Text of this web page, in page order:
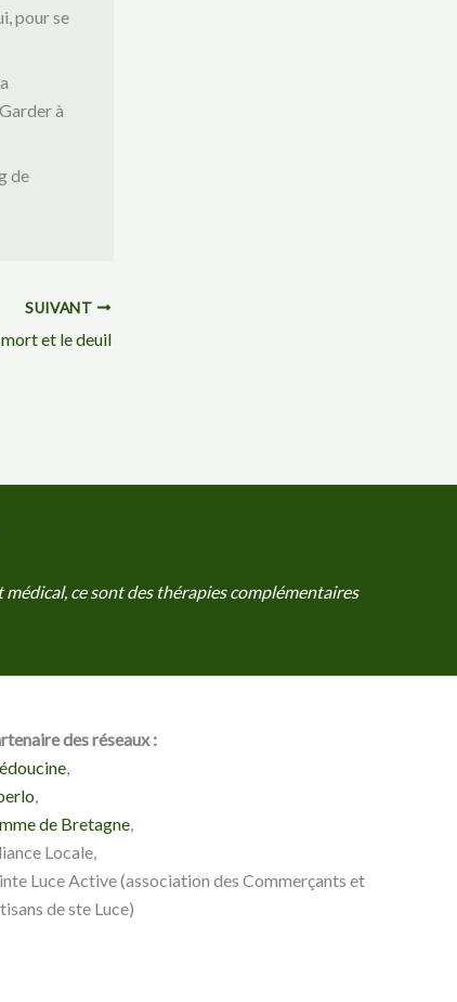
pour se
à
de
SUIVANT
mort et le deuil
ce sont des thérapies complémentaires
des réseaux :
,
,
de Bretagne,
Locale,
Luce Active (association des Commerçants et
de ste Luce)